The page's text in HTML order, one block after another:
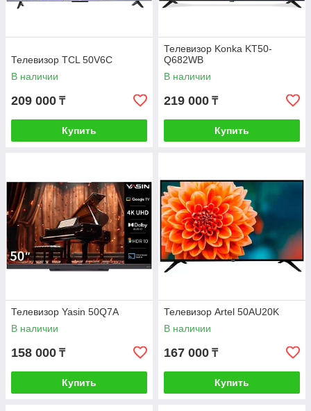
Телевизор TCL 50V6C
В наличии
209 000 ₸
Купить
Телевизор Konka KT50-
Q682WB
В наличии
219 000 ₸
Купить
Телевизор Yasin 50Q7A
В наличии
158 000 ₸
Купить
Телевизор Artel 50AU20K
В наличии
167 000 ₸
Купить